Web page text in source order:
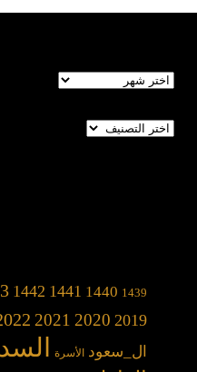
الأرشيف
تصنيفات
1439
1440
1441
1442
2019
2020
2021
ال_سعود الأسرة